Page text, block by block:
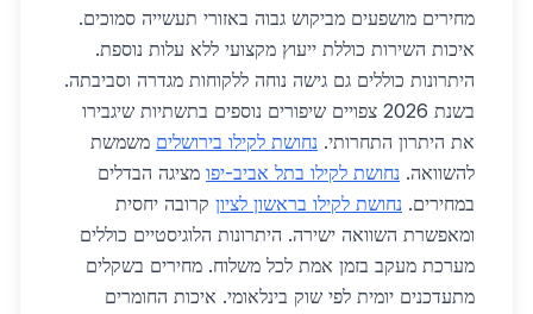
מחירים מושפעים מביקוש גבוה באזורי תעשייה סמוכים.
איכות השירות כוללת ייעוץ מקצועי ללא עלות נוספת.
היתרונות כוללים גם גישה נוחה ללקוחות מגדרה וסביבתה.
בשנת 2026 צפויים שיפורים נוספים בתשתיות שיגבירו
את היתרון התחרותי. נחושת לקילו בירושלים משמשת
להשוואה. נחושת לקילו בתל אביב-יפו מציגה הבדלים
במחירים. נחושת לקילו בראשון לציון קרובה יחסית
ומאפשרת השוואה ישירה. היתרונות הלוגיסטיים כוללים
מערכת מעקב בזמן אמת לכל משלוח. מחירים בשקלים
מתעדכנים יומית לפי שוק בינלאומי. איכות החומרים